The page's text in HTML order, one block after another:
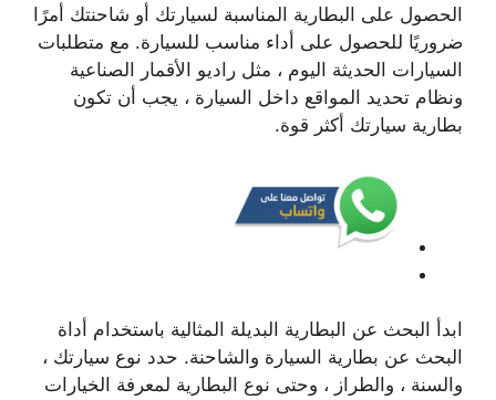
الحصول على البطارية المناسبة لسيارتك أو شاحنتك أمرًا
ضروريًا للحصول على أداء مناسب للسيارة. مع متطلبات
السيارات الحديثة اليوم ، مثل راديو الأقمار الصناعية
ونظام تحديد المواقع داخل السيارة ، يجب أن تكون
بطارية سيارتك أكثر قوة.
ابدأ البحث عن البطارية البديلة المثالية باستخدام أداة
البحث عن بطارية السيارة والشاحنة. حدد نوع سيارتك ،
والسنة ، والطراز ، وحتى نوع البطارية لمعرفة الخيارات